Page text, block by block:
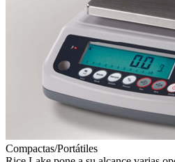
Compactas/Portátiles